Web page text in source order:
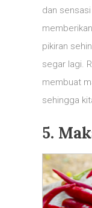
dan
pikiran
segar lagi.
membuat
sehingga
5.